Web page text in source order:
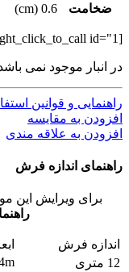
ضخامت 0.6 (cm)
[elfsight_click_to_call id="1"]
در انبار موجود نمی
راهنمایی و قوانین
افزودن به مقایسه
افزودن به علاقه مندی
راهنمای اندازه فرش
برای ویرایش این
اندازه فرش
12 متری